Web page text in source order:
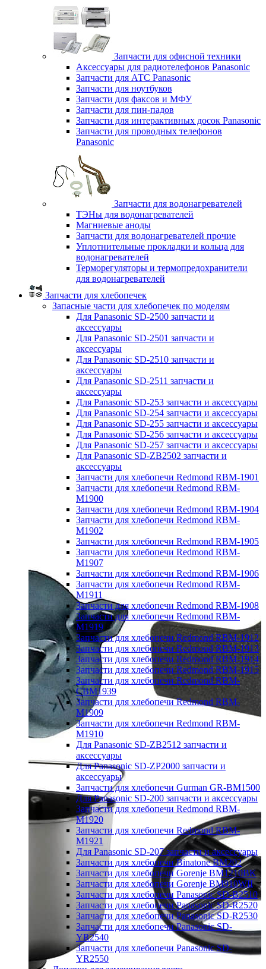
Запчасти для офисной техники
Аксессуары для радиотелефонов Panasonic
Запчасти для АТС Panasonic
Запчасти для ноутбуков
Запчасти для факсов и МФУ
Запчасти для пин-падов
Запчасти для интерактивных досок Panasonic
Запчасти для проводных телефонов
Panasonic
Запчасти для водонагревателей
ТЭНы для водонагревателей
Магниевые аноды
Запчасти для водонагревателей прочие
Уплотнительные прокладки и кольца для
водонагревателей
Терморегуляторы и термопредохранители
для водонагревателей
Запчасти для хлебопечек
Запасные части для хлебопечек по моделям
Для Panasonic SD-2500 запчасти и
аксессуары
Для Panasonic SD-2501 запчасти и
аксессуары
Для Panasonic SD-2510 запчасти и
аксессуары
Для Panasonic SD-2511 запчасти и
аксессуары
Для Panasonic SD-253 запчасти и аксессуары
Для Panasonic SD-254 запчасти и аксессуары
Для Panasonic SD-255 запчасти и аксессуары
Для Panasonic SD-256 запчасти и аксессуары
Для Panasonic SD-257 запчасти и аксессуары
Для Panasonic SD-ZB2502 запчасти и
аксессуары
Запчасти для хлебопечи Redmond RBM-1901
Запчасти для хлебопечи Redmond RBM-
M1900
Запчасти для хлебопечи Redmond RBM-1904
Запчасти для хлебопечи Redmond RBM-
M1902
Запчасти для хлебопечи Redmond RBM-1905
Запчасти для хлебопечи Redmond RBM-
M1907
Запчасти для хлебопечи Redmond RBM-1906
Запчасти для хлебопечи Redmond RBM-
M1911
Запчасти для хлебопечи Redmond RBM-1908
Запчасти для хлебопечи Redmond RBM-
M1919
Запчасти для хлебопечи Redmond RBM-1912
Запчасти для хлебопечи Redmond RBM-1913
Запчасти для хлебопечи Redmond RBM-1914
Запчасти для хлебопечи Redmond RBM-1915
Запчасти для хлебопечи Redmond RBM-
CBM1939
Запчасти для хлебопечи Redmond RBM-
M1909
Запчасти для хлебопечи Redmond RBM-
M1910
Для Panasonic SD-ZB2512 запчасти и
аксессуары
Для Panasonic SD-ZP2000 запчасти и
аксессуары
Запчасти для хлебопечи Gurman GR-BM1500
Для Panasonic SD-200 запчасти и аксессуары
Запчасти для хлебопечи Redmond RBM-
M1920
Запчасти для хлебопечи Redmond RBM-
M1921
Для Panasonic SD-207 запчасти и аксессуары
Запчасти для хлебопечи Binatone BM202
Запчасти для хлебопечи Gorenje BM1210BK
Запчасти для хлебопечи Gorenje BM910WII
Запчасти для хлебопечи Panasonic SD-B2510
Запчасти для хлебопечи Panasonic SD-R2520
Запчасти для хлебопечи Panasonic SD-R2530
Запчасти для хлебопечи Panasonic SD-
YR2540
Запчасти для хлебопечи Panasonic SD-
YR2550